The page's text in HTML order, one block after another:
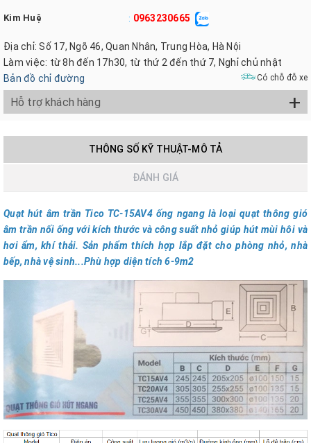
Kim Huệ : 0963230665
Địa chỉ: Số 17, Ngõ 46, Quan Nhân, Trung Hòa, Hà Nội
Làm việc: từ 8h đến 17h30, từ thứ 2 đến thứ 7, Nghỉ chủ nhật
Bản đồ chỉ đường
Có chỗ đỗ xe
Hỗ trợ khách hàng +
THÔNG SỐ KỸ THUẬT-MÔ TẢ
ĐÁNH GIÁ
Quạt hút âm trần Tico TC-15AV4 ống ngang là loại quạt thông gió
âm trần nối ống với kích thước và công suất nhỏ giúp hút mùi hôi và
hơi ẩm, khí thải. Sản phẩm thích hợp lắp đặt cho phòng nhỏ, nhà
bếp, nhà vệ sinh...Phù hợp diện tích 6-9m2